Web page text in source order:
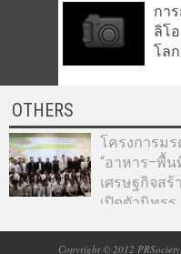
กา
ลิโ
โลก
OTHERS
โครงการม
“อาหาร–พื้
เศรษฐกิจสร้
เปิดตัวนิทรร...
Copyright © 2012